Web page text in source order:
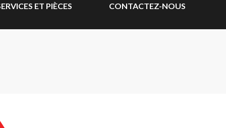
ET PIÈCES CONTACTEZ-NOUS